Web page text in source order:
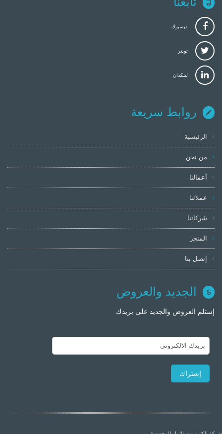
فيسبوك
تويتر
لينكدان
روابط سريعة
الرئيسية
من نحن
أعمالنا
عملائنا
شركائنا
المتجر
إتصل بنا
الجديد والعروض
إستلم العروض والجديد على بريدك